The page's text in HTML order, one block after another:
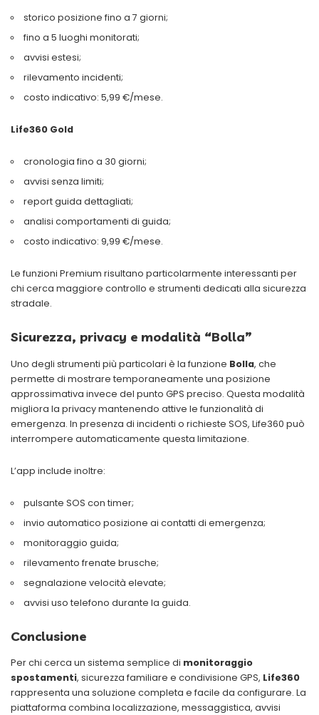
storico posizione fino a 7 giorni;
fino a 5 luoghi monitorati;
avvisi estesi;
rilevamento incidenti;
costo indicativo: 5,99 €/mese.
Life360 Gold
cronologia fino a 30 giorni;
avvisi senza limiti;
report guida dettagliati;
analisi comportamenti di guida;
costo indicativo: 9,99 €/mese.
Le funzioni Premium risultano particolarmente interessanti per
chi cerca maggiore controllo e strumenti dedicati alla sicurezza
stradale.
Sicurezza, privacy e modalità “Bolla”
Uno degli strumenti più particolari è la funzione Bolla, che
permette di mostrare temporaneamente una posizione
approssimativa invece del punto GPS preciso. Questa modalità
migliora la privacy mantenendo attive le funzionalità di
emergenza. In presenza di incidenti o richieste SOS, Life360 può
interrompere automaticamente questa limitazione.
L’app include inoltre:
pulsante SOS con timer;
invio automatico posizione ai contatti di emergenza;
monitoraggio guida;
rilevamento frenate brusche;
segnalazione velocità elevate;
avvisi uso telefono durante la guida.
Conclusione
Per chi cerca un sistema semplice di monitoraggio
spostamenti, sicurezza familiare e condivisione GPS, Life360
rappresenta una soluzione completa e facile da configurare. La
piattaforma combina localizzazione, messaggistica, avvisi